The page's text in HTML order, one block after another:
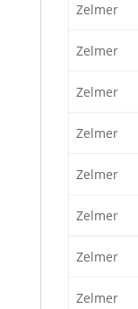
Zelmer
Zelmer
Zelmer
Zelmer
Zelmer
Zelmer
Zelmer
Zelmer